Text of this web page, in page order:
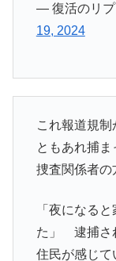
— 復活のリプ
19, 2024
これ報道規
ともあれ捕ま
捜査関係者の
「夜になる
た」 逮捕さ
住民が感じて